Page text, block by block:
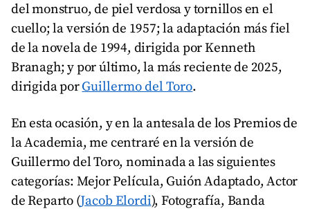
del monstruo, de piel verdosa y tornillos en el
cuello; la versión de 1957; la adaptación más fiel
de la novela de 1994, dirigida por Kenneth
Branagh; y por último, la más reciente de 2025,
dirigida porGuillermo del Toro.
En esta ocasión, y en la antesala de los Premios de
la Academia, me centraré en la versión de
Guillermo del Toro, nominada a las siguientes
categorías: Mejor Película, Guión Adaptado, Actor
de Reparto (Jacob Elordi), Fotografía, Banda